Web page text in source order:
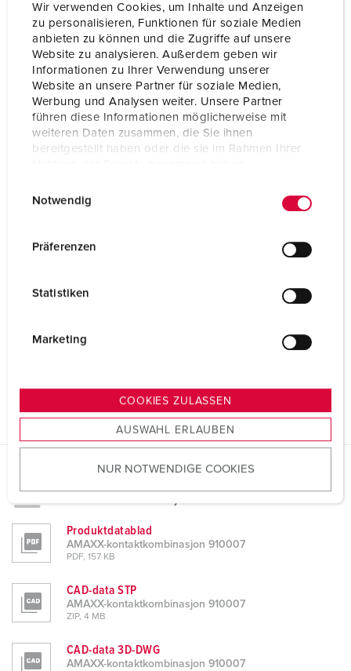
Wir verwenden Cookies, um Inhalte und Anzeigen
zu personalisieren, Funktionen für soziale Medien
anbieten zu können und die Zugriffe auf unsere
Website zu analysieren. Außerdem geben wir
Informationen zu Ihrer Verwendung unserer
Website an unsere Partner für soziale Medien,
Werbung und Analysen weiter. Unsere Partner
führen diese Informationen möglicherweise mit
weiteren Daten zusammen, die Sie ihnen
bereitgestellt haben oder die sie im Rahmen Ihrer
s
u
w
a
h
Notwendig
Präferenzen
Statistiken
Marketing
COOKIES ZULASSEN
AUSWAHL ERLAUBEN
NUR NOTWENDIGE COOKIES
Produktdatablad
AMAXX-kontaktkombinasjon 910007
PDF, 157 KB
CAD-data STP
AMAXX-kontaktkombinasjon 910007
ZIP, 4 MB
CAD-data 3D-DWG
AMAXX-kontaktkombinasjon 910007